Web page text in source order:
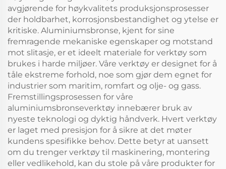
avgjørende for høykvalitets produksjonsprosesser
der holdbarhet, korrosjonsbestandighet og ytelse er
kritiske. Aluminiumsbronse, kjent for sine
fremragende mekaniske egenskaper og motstand
mot slitasje, er et ideelt materiale for verktøy som
brukes i harde miljøer. Våre verktøy er designet for å
tåle ekstreme forhold, noe som gjør dem egnet for
industrier som maritim, romfart og olje- og gass.
Fremstillingsprosessen for våre
aluminiumsbronseverktøy innebærer bruk av
nyeste teknologi og dyktig håndverk. Hvert verktøy
er laget med presisjon for å sikre at det møter
kundens spesifikke behov. Dette betyr at uansett
om du trenger verktøy til maskinering, montering
eller vedlikehold, kan du stole på våre produkter for